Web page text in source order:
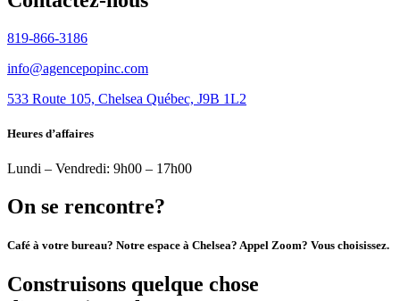
819-866-3186
info@agencepopinc.com
533 Route 105, Chelsea Québec, J9B 1L2
Heures d’affaires
Lundi – Vendredi: 9h00 – 17h00
On se rencontre?
Café à votre bureau? Notre espace à Chelsea? Appel Zoom? Vous choisissez.
Construisons quelque chose